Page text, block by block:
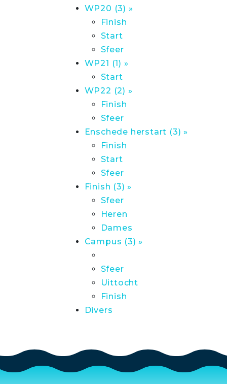
WP20 (3) »
Finish
Start
Sfeer
WP21 (1) »
Start
WP22 (2) »
Finish
Sfeer
Enschede herstart (3) »
Finish
Start
Sfeer
Finish (3) »
Sfeer
Heren
Dames
Campus (3) »
Sfeer
Uittocht
Finish
Divers